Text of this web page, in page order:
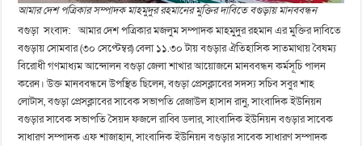
আমার দেশ পত্রিকার সম্পাদক মাহমুদুর রহমানের মুক্তির দাবিতে বগুড়ায় মানববন্ধন
বগুড়া সংবাদ: আমার দেশ পত্রিকার মজলুম সম্পাদক মাহমুদুর রহমান এর মুক্তির দাবিতে
বগুড়ায় সোমবার (৩০ সেপ্টেম্বর) বেলা ১১.৩০ টায় বগুড়ার ঐতিহাসিক সাতমাথায় বৈষম্য
বিরোধী গণমাধ্যম আন্দোলন বগুড়া জেলা শাখার আয়োজনে মানববন্ধন কর্মসূচি পালন
করেন। উক্ত মানববন্ধনে উপস্থিত ছিলেন, বগুড়া প্রেসক্লাবের সদস্য সচিব সবুর শাহ
লোটাস, বগুড়া প্রেসক্লাবের সাবেক সভাপতি রেজাউল হাসান রানু, সাংবাদিক ইউনিয়ন
বগুড়ার সাবেক সভাপতি সৈয়দ ফজলে রাব্বি ডলার, সাংবাদিক ইউনিয়ন বগুড়ার সাবেক
সাধারণ সম্পাদক এফ শাজাহান, সাংবাদিক ইউনিয়ন বগুড়ার সাবেক সাধারণ সম্পাদক